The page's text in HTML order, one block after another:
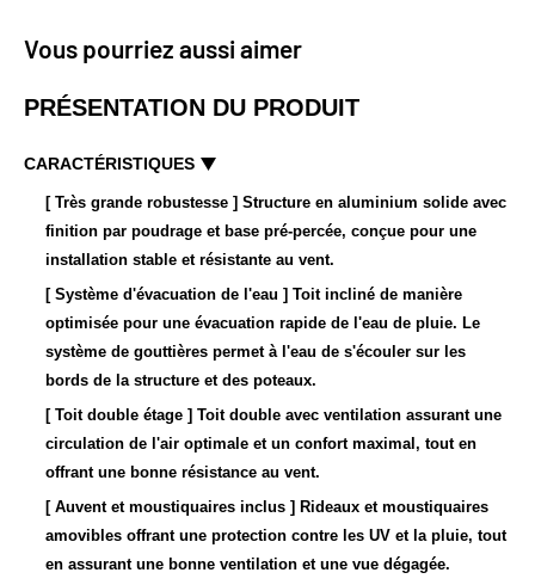
Vous pourriez aussi aimer
PRÉSENTATION DU PRODUIT
CARACTÉRISTIQUES
[ Très grande robustesse ] Structure en aluminium solide avec
finition par poudrage et base pré-percée, conçue pour une
installation stable et résistante au vent.
[ Système d'évacuation de l'eau ] Toit incliné de manière
optimisée pour une évacuation rapide de l'eau de pluie. Le
système de gouttières permet à l'eau de s'écouler sur les
bords de la structure et des poteaux.
[ Toit double étage ] Toit double avec ventilation assurant une
circulation de l'air optimale et un confort maximal, tout en
offrant une bonne résistance au vent.
[ Auvent et moustiquaires inclus ] Rideaux et moustiquaires
amovibles offrant une protection contre les UV et la pluie, tout
en assurant une bonne ventilation et une vue dégagée.